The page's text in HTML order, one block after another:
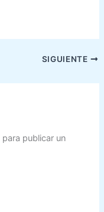
SIGUIENTE
para publicar un